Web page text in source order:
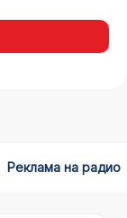
Реклама на радио